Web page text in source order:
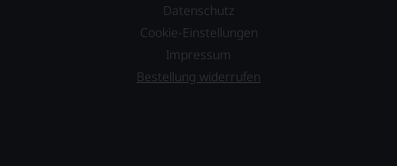
Datenschutz
Cookie-Einstellungen
Impressum
Bestellung widerrufen